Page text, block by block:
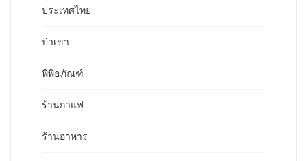
ประเทศไทย
ป่าเขา
พิพิธภัณฑ์
ร้านกาแฟ
ร้านอาหาร